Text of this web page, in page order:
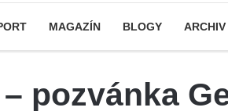
MAGAZÍN BLOGY ARCHIV
pozvánka